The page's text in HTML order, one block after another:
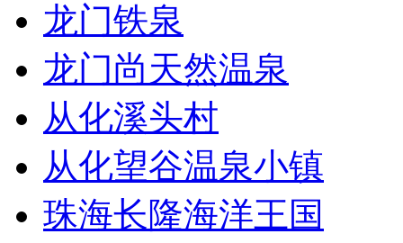
龙门铁泉
龙门尚天然温泉
从化溪头村
从化望谷温泉小镇
珠海长隆海洋王国